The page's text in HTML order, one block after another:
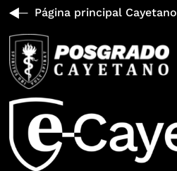
Página principal Cayetano